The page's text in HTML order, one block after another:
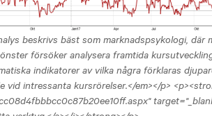
beskrivs bäst som marknadspsykologi, där
försöker analysera framtida
indikatorer av vilka några förklaras
vid intressanta kursrörelser.</em></p>